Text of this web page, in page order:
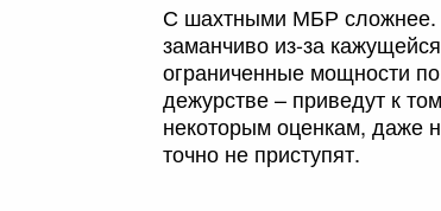
С шахтными МБР сложнее.
заманчиво из-за
ограниченные мощности
дежурстве – приведут к
некоторым оценкам, даже
точно не приступят.